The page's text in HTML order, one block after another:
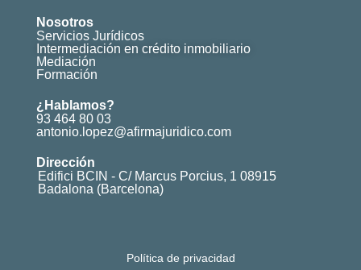
Nosotros
Servicios Jurídicos
Intermediación en crédito inmobiliario
Mediación
Formación
¿Hablamos?
93 464 80 03
antonio.lopez@afirmajuridico.com
Dirección
Edifici BCIN - C/ Marcus Porcius, 1 08915
Badalona (Barcelona)
Política de privacidad